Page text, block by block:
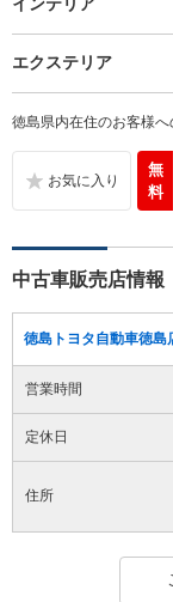
エクステリア
徳島県内在住のお客様へ
無
料
中古車販売店情報
徳島トヨタ自動車徳島
営業時間
定休日
住所